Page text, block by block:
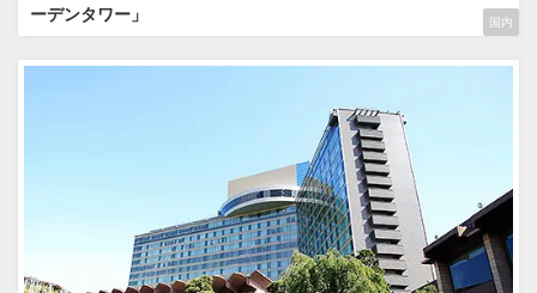
国内
ーデンタワー」